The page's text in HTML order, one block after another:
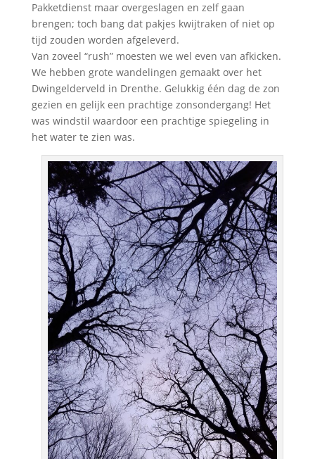
Pakketdienst maar overgeslagen en zelf gaan
brengen; toch bang dat pakjes kwijtraken of niet op
tijd zouden worden afgeleverd.
Van zoveel “rush” moesten we wel even van afkicken.
We hebben grote wandelingen gemaakt over het
Dwingelderveld in Drenthe. Gelukkig één dag de zon
gezien en gelijk een prachtige zonsondergang! Het
was windstil waardoor een prachtige spiegeling in
het water te zien was.